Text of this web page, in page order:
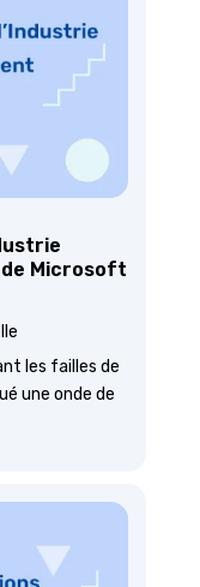
Microsoft
les failles de
une onde de